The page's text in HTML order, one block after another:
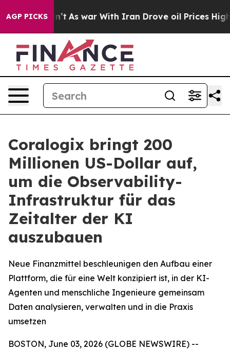
AGP PICKSAs war With Iran Drove oil Prices Higher,
Coralogix bringt 200
Millionen US-Dollar auf,
um die Observability-
Infrastruktur für das
Zeitalter der KI
auszubauen
Neue Finanzmittel beschleunigen den Aufbau einer
Plattform, die für eine Welt konzipiert ist, in der KI-
Agenten und menschliche Ingenieure gemeinsam
Daten analysieren, verwalten und in die Praxis
umsetzen
BOSTON, June 03, 2026 (GLOBE NEWSWIRE) --